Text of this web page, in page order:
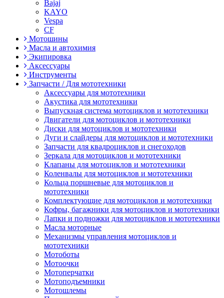
Bajaj
KAYO
Vespa
CF
Мотошины
Масла и автохимия
Экипировка
Аксессуары
Инструменты
Запчасти / Для мототехники
Аксессуары для мототехники
Акустика для мототехники
Выпускная система мотоциклов и мототехники
Двигатели для мотоциклов и мототехники
Диски для мотоциклов и мототехники
Дуги и слайдеры для мотоциклов и мототехники
Запчасти для квадроциклов и снегоходов
Зеркала для мотоциклов и мототехники
Клапаны для мотоциклов и мототехники
Коленвалы для мотоциклов и мототехники
Кольца поршневые для мотоциклов и
мототехники
Комплектующие для мотоциклов и мототехники
Кофры, багажники для мотоциклов и мототехники
Лапки и подножки для мотоциклов и мототехники
Масла моторные
Механизмы управления мотоциклов и
мототехники
Мотоботы
Мотоочки
Мотоперчатки
Мотоподъемники
Мотошлемы